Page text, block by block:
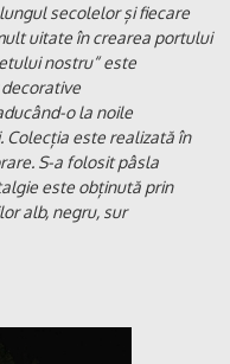
secolelor și fiecare
uitate în crearea portului
nostru“ este
o la noile
este realizată în
S-a folosit pâsla
este obținută prin
alb, negru, sur